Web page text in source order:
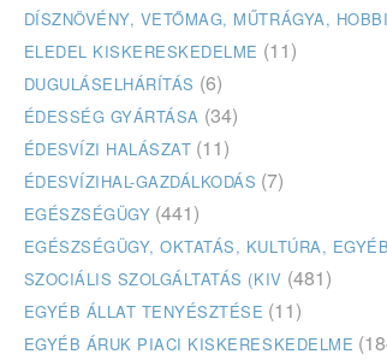
DÍSZNÖVÉNY, VETŐMAG, MŰTRÁGYA,
ELEDEL KISKERESKEDELME (11)
DUGULÁSELHÁRÍTÁS (6)
ÉDESSÉG GYÁRTÁSA (34)
ÉDESVÍZI HALÁSZAT (11)
ÉDESVÍZIHAL-GAZDÁLKODÁS (7)
EGÉSZSÉGÜGY (441)
EGÉSZSÉGÜGY, OKTATÁS, KULTÚRA, EGYÉB
SZOCIÁLIS SZOLGÁLTATÁS (KIV (481)
EGYÉB ÁLLAT TENYÉSZTÉSE (11)
EGYÉB ÁRUK PIACI KISKERESKEDELME